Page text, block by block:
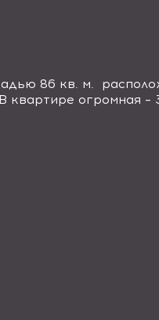
86 кв. м.
В квартире огромная –